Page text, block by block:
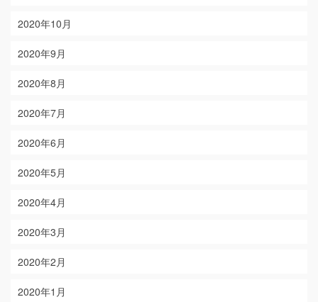
2020年10月
2020年9月
2020年8月
2020年7月
2020年6月
2020年5月
2020年4月
2020年3月
2020年2月
2020年1月